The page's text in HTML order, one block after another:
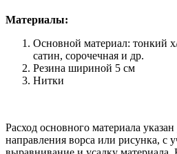
Материалы:
Основной материал: тонкий
сатин, сорочечная и др.
Резина шириной 5 см
Нитки
Расход основного материала
направления ворса или рисунка, с